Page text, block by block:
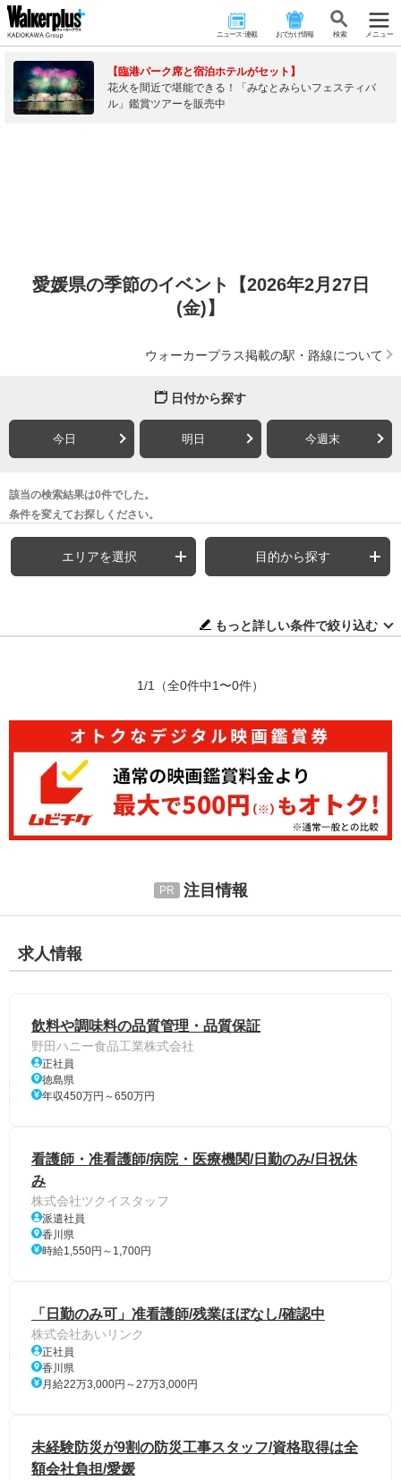
ニュース･連載 おでかけ情報 検 索 メニュー
【臨港パーク席と宿泊ホテルがセット】
花火を間近で堪能できる！「みなとみらいフェスティバ
ル」鑑賞ツアーを販売中
愛媛県の季節のイベント【2026年2月27日
(金)】
ウォーカープラス掲載の駅・路線について
日付から探す
今日 明日 今週末
該当の検索結果は0件でした。
条件を変えてお探しください。
エリアを選択 目的から探す
もっと詳しい条件で絞り込む
1/1 （全0件中1〜0件）
注目情報
求人情報
飲料や調味料の品質管理・品質保証
野田ハニー食品工業株式会社
正社員
徳島県
年収450万円～650万円
看護師・准看護師/病院・医療機関/日勤のみ/日祝休
み
株式会社ツクイスタッフ
派遣社員
香川県
時給1,550円～1,700円
「日勤のみ可」准看護師/残業ほぼなし/確認中
株式会社あいリンク
正社員
香川県
月給22万3,000円～27万3,000円
未経験防災が9割の防災工事スタッフ/資格取得は全
額会社負担/愛媛